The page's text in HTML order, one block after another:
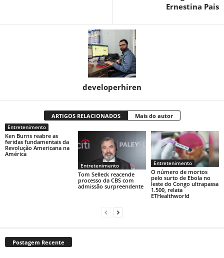
Ernestina Pais
developerhiren
ARTIGOS RELACIONADOS Mais do autor
Entretenimento
Ken Burns reabre as
feridas fundamentais da
Revolução Americana na
América
Entretenimento
Tom Selleck reacende
processo da CBS com
admissão surpreendente
Entretenimento
O número de mortos
pelo surto de Ebola no
leste do Congo ultrapassa
1.500, relata
ETHealthworld
Postagem Recente